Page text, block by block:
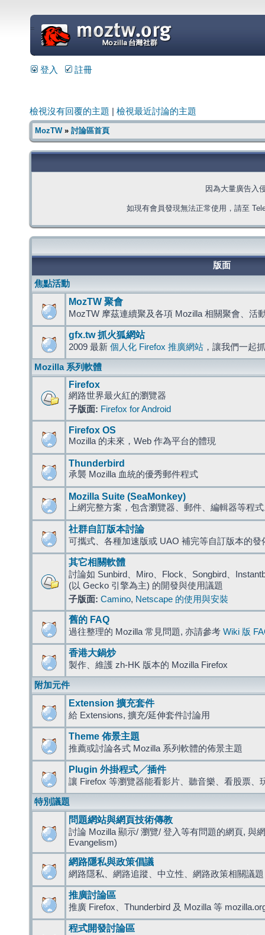
=
登入 註冊
檢視沒有回覆的主題 檢視最近討論的主題
MozTW» 討論區首頁
因為大量廣告入
如現有會員發現無法正常使用，請至
版面
焦點活動
MozTW 聚會
MozTW 摩茲連續聚及各項 Mozilla 相關聚會、活
gfx.tw 抓火狐網站
2009 最新 個人化 Firefox 推廣網站 ，讓我們一起
Mozilla 系列軟體
Firefox
網路世界最火紅的瀏覽器
子版面: Firefox for Android
Firefox OS
Mozilla 的未來，Web 作為平台的體現
Thunderbird
承襲 Mozilla 血統的優秀郵件程式
Mozilla Suite (SeaMonkey)
上網完整方案，包含瀏覽器、郵件、編輯器等程
社群自訂版本討論
可攜式、各種加速版或 UAO 補完等自訂版本的發
其它相關軟體
討論如 Sunbird、Miro、Flock、Songbird、
(以 Gecko 引擎為主) 的開發與使用議題
子版面: Camino, Netscape 的使用與安裝
舊的 FAQ
過往整理的 Mozilla 常見問題, 亦請參考 Wiki 版
香港大鍋炒
製作、維護 zh-HK 版本的 Mozilla Firefox
附加元件
Extension 擴充套件
給 Extensions, 擴充/延伸套件討論用
Theme 佈景主題
推薦或討論各式 Mozilla 系列軟體的佈景主題
Plugin 外掛程式╱插件
讓 Firefox 等瀏覽器能看影片、聽音樂、看股票、
特別議題
問題網站與網頁技術傳教
討論 Mozilla 顯示/ 瀏覽/ 登入等有問題的網頁, 與
Evangelism)
網路隱私與政策倡議
網路隱私、網路追蹤、中立性、網路政策相關議題
推廣討論區
推廣 Firefox、Thunderbird 及 Mozilla 等
程式開發討論區